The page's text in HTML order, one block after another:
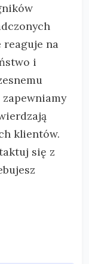
reaguje na
i
klientów.
się z